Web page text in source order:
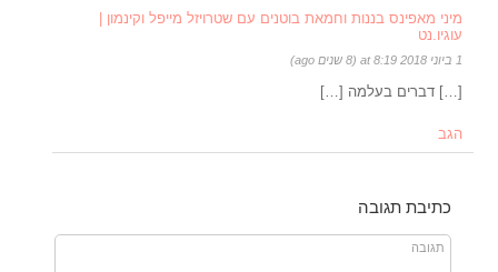
מיני מאפינס בננות וחמאת בוטנים עם שטרויזל מייפל וקינמון |
עוגיו.נט
1 ביוני 2018 at 8:19 (8 שנים ago)
[…] דברים בעלמה […]
הגב
כתיבת תגובה